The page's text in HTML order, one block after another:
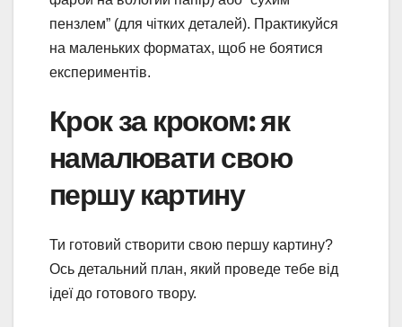
пензлем” (для чітких деталей). Практикуйся
на маленьких форматах, щоб не боятися
експериментів.
Крок за кроком: як
намалювати свою
першу картину
Ти готовий створити свою першу картину?
Ось детальний план, який проведе тебе від
ідеї до готового твору.